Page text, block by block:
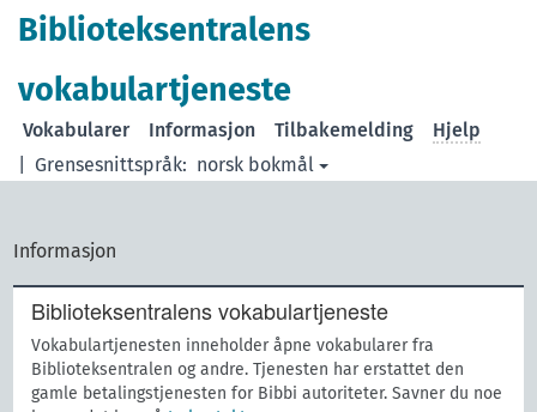
Biblioteksentralens
vokabulartjeneste
Grensesnittspråk: norsk bokmål
Vokabularer Informasjon Tilbakemelding Hjelp
Informasjon
Biblioteksentralens vokabulartjeneste
Vokabulartjenesten inneholder åpne vokabularer fra
Biblioteksentralen og andre. Tjenesten har erstattet den
gamle betalingstjenesten for Bibbi autoriteter. Savner du noe